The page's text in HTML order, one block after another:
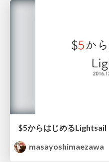
$5からはじめるLightsail
masayoshimaezawa